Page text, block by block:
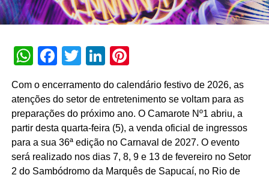
Pulse Red
controle Pulse Red traz a mesma energia do Shock Blue.
Gatilhos pretos foscos, amortecedores e D-pad híbrido
texturizados vão manter você noalvo.
suportados porGenAI(Inteligência Artificial Generativa),
que fornecem assessoria financeira automatizada e
A estratégia de divulgação da campanha engloba
peças deOut of Home(OOH) e ações com
influenciadores digitais, reforçando o posicionamento do
banco na transformação digital do setor financeiro.
WhatsApp
Facebook
TwitterLinkedIn
Pinterest
Com o encerramento do calendário festivo de 2026, as
atenções do setor de entretenimento se voltam para as
preparações do próximo ano. O Camarote Nº1 abriu, a
partir desta quarta-feira (5), a venda oficial de ingressos
para a sua 36ª edição no Carnaval de 2027. O evento
será realizado nos dias 7, 8, 9 e 13 de fevereiro no Setor
2 do Sambódromo da Marquês de Sapucaí, no Rio de